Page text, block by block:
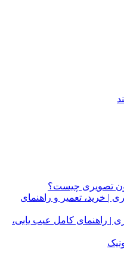
تصویری چیست؟
| خرید، تعمیر و راهنمای
| راهنمای کامل عیب یابی،